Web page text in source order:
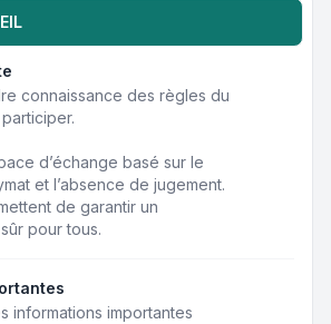
connaissance des règles du
d’échange basé sur le
et l’absence de jugement.
de garantir un
pour tous.
informations importantes